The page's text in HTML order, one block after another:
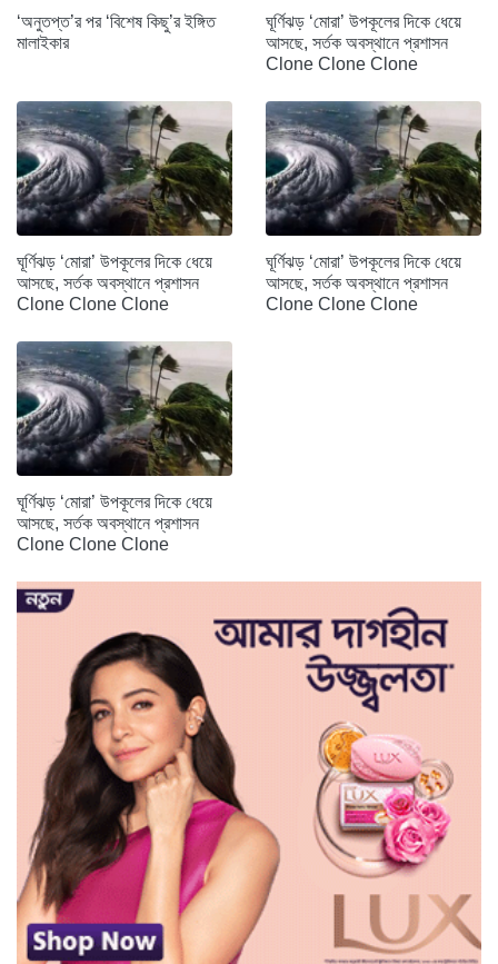
‘অনুতপ্ত’র পর ‘বিশেষ কিছু’র ইঙ্গিত
মালাইকার
ঘূর্ণিঝড় ‘মোরা’ উপকূলের দিকে ধেয়ে
আসছে, সর্তক অবস্থানে প্রশাসন
Clone Clone Clone
ঘূর্ণিঝড় ‘মোরা’ উপকূলের দিকে ধেয়ে
আসছে, সর্তক অবস্থানে প্রশাসন
Clone Clone Clone
ঘূর্ণিঝড় ‘মোরা’ উপকূলের দিকে ধেয়ে
আসছে, সর্তক অবস্থানে প্রশাসন
Clone Clone Clone
ঘূর্ণিঝড় ‘মোরা’ উপকূলের দিকে ধেয়ে
আসছে, সর্তক অবস্থানে প্রশাসন
Clone Clone Clone